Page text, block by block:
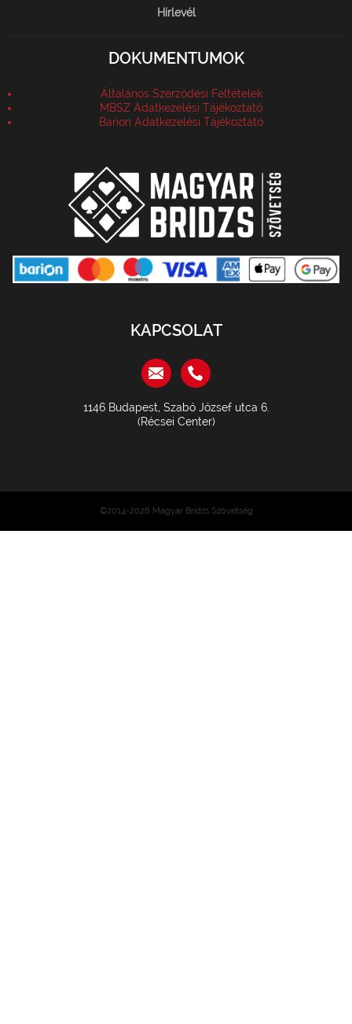
Hírlevél
DOKUMENTUMOK
Általános Szerződési Feltételek
MBSZ Adatkezelési Tájékoztató
Barion Adatkezelési Tájékoztató
KAPCSOLAT
1146 Budapest, Szabó József utca 6.
(Récsei Center)
©2014-2026 Magyar Bridzs Szövetség